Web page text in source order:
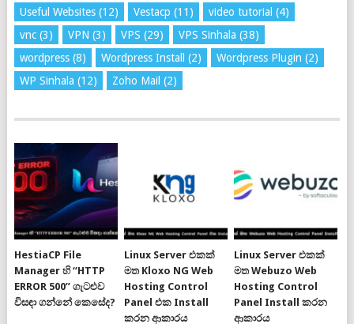
Useful Websites(12) Vestacp (11) video tutorial (4)
vnc(3) VPN (3) VPS (29) VPS Sinhala (38)
wordpress(8) Wordpress Install (2) Wordpress Plugin (2)
WP Sinhala (12) Zoho Mail (2)
HestiaCP File
Manager හි “HTTP
ERROR 500” ගැටළුව
විසඳා ගන්නේ කෙසේද?
Linux Server එකක්
මත Kloxo NG Web
Hosting Control
Panel එක Install
කරන ආකාරය
Linux Server එකක්
මත Webuzo Web
Hosting Control
Panel Install කරන
ආකාරය